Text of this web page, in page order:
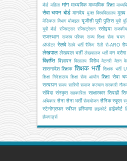
बोर्ड महिला मांग माध्यमिक माध्यमिक शिक्षा
सेवा चयन बोर्ड मानदेय मुक्त विश्वविद्यालय मुख्य
मेडिकल विभाग मोबाइल यूजीसी यूपी पुलिस यूपी
यूपी बोर्ड रजिस्ट्रार रजिस्ट्रेशन रसोइया राजकीय
राजस्थान राजस्व परिषद राज्य शिक्षा सेवा
ऑपरेटर रेलवे रेलवे भर्ती रैंकिंग रैली रो-ARO
लेखपाल लेखपाल भर्ती लेखपालज भर्ती वन दरोगा
विज्ञप्ति विज्ञापन विद्यालय विरोध वेटनरी वेतन
शासनादेश शिक्षक शिक्षक भर्ती शिक्षक भर्ती
शिक्षा निदेशालय शिक्षा सेवा आयोग शिक्षा सेवा
सत्यापन समय सारिणी समाज कल्याण सरकारी
संविदा संस्कृत सहकारिता साक्षात्कार सिपाही
अधिकार सेना सेना भर्ती सेवायोजन सैनिक स्कूल
स्टेनोग्राफर स्वीपर हरियाणा हाइकोर्ट हाईकोर्ट
होमगार्ड्स